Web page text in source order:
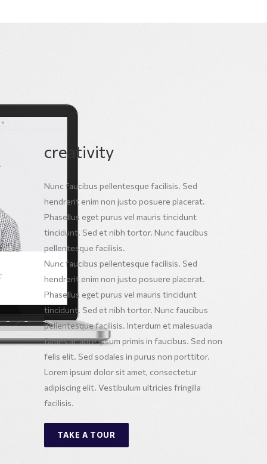
creativity
Nunc faucibus pellentesque facilisis. Sed
hendrerit enim non justo posuere placerat.
Phasellus eget purus vel mauris tincidunt
tincidunt. Sed et nibh tortor. Nunc faucibus
pellentesque facilisis.
Nunc faucibus pellentesque facilisis. Sed
hendrerit enim non justo posuere placerat.
Phasellus eget purus vel mauris tincidunt
tincidunt. Sed et nibh tortor. Nunc faucibus
pellentesque facilisis. Interdum et malesuada
fames ac ante ipsum primis in faucibus. Sed non
felis elit. Sed sodales in purus non porttitor.
Lorem ipsum dolor sit amet, consectetur
adipiscing elit. Vestibulum ultricies fringilla
facilisis.
TAKE A TOUR